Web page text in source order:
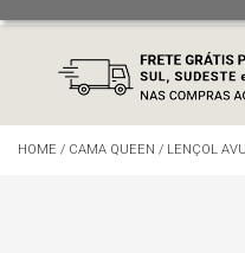
HOME / CAMA QUEEN / LENÇOL